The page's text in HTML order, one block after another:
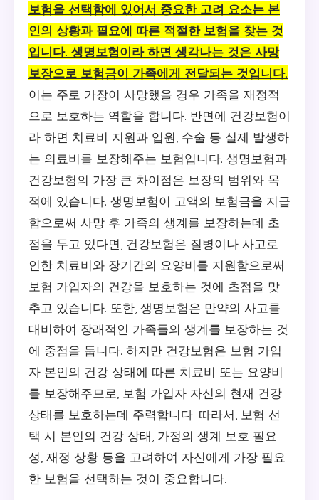
보험을 선택함에 있어서 중요한 고려 요소는 본
인의 상황과 필요에 따른 적절한 보험을 찾는 것
입니다. 생명보험이라 하면 생각나는 것은 사망
보장으로 보험금이 가족에게 전달되는 것입니다.
이는 주로 가장이 사망했을 경우 가족을 재정적
으로 보호하는 역할을 합니다. 반면에 건강보험이
라 하면 치료비 지원과 입원, 수술 등 실제 발생하
는 의료비를 보장해주는 보험입니다. 생명보험과
건강보험의 가장 큰 차이점은 보장의 범위와 목
적에 있습니다. 생명보험이 고액의 보험금을 지급
함으로써 사망 후 가족의 생계를 보장하는데 초
점을 두고 있다면, 건강보험은 질병이나 사고로
인한 치료비와 장기간의 요양비를 지원함으로써
보험 가입자의 건강을 보호하는 것에 초점을 맞
추고 있습니다. 또한, 생명보험은 만약의 사고를
대비하여 장래적인 가족들의 생계를 보장하는 것
에 중점을 둡니다. 하지만 건강보험은 보험 가입
자 본인의 건강 상태에 따른 치료비 또는 요양비
를 보장해주므로, 보험 가입자 자신의 현재 건강
상태를 보호하는데 주력합니다. 따라서, 보험 선
택 시 본인의 건강 상태, 가정의 생계 보호 필요
성, 재정 상황 등을 고려하여 자신에게 가장 필요
한 보험을 선택하는 것이 중요합니다.